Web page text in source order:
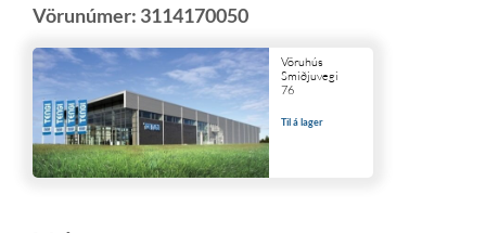
Vörunúmer: 3114170050
Vöruhús
Smiðjuvegi
76
Til á lager